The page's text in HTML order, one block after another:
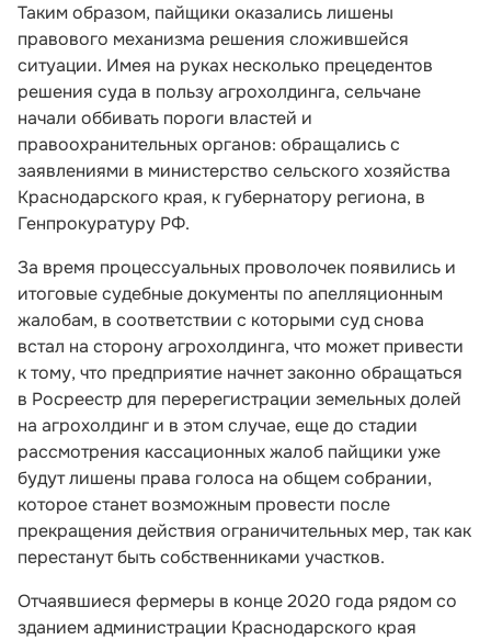
Таким образом, пайщики оказались лишены
правового механизма решения сложившейся
ситуации. Имея на руках несколько прецедентов
решения суда в пользу агрохолдинга, сельчане
начали оббивать пороги властей и
правоохранительных органов: обращались с
заявлениями в министерство сельского хозяйства
Краснодарского края, к губернатору региона, в
Генпрокуратуру РФ.
За время процессуальных проволочек появились и
итоговые судебные документы по апелляционным
жалобам, в соответствии с которыми суд снова
встал на сторону агрохолдинга, что может привести
к тому, что предприятие начнет законно обращаться
в Росреестр для перерегистрации земельных долей
на агрохолдинг и в этом случае, еще до стадии
рассмотрения кассационных жалоб пайщики уже
будут лишены права голоса на общем собрании,
которое станет возможным провести после
прекращения действия ограничительных мер, так как
перестанут быть собственниками участков.
Отчаявшиеся фермеры в конце 2020 года рядом со
зданием администрации Краснодарского края